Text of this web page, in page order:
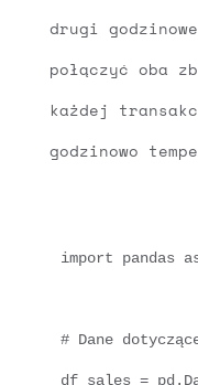
drugi godzinowe
połączyć oba
każdej
godzinowo
import pandas
# Dane
df_sales =